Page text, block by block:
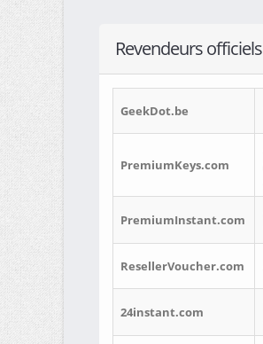
Revendeurs officiels
GeekDot.be
PremiumKeys.com
PremiumInstant.com
ResellerVoucher.com
24instant.com